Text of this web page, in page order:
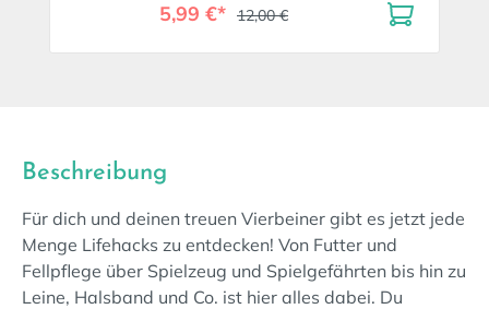
5,99 €* 12,00 €
Beschreibung
Für dich und deinen treuen Vierbeiner gibt es jetzt jede
Menge Lifehacks zu entdecken! Von Futter und
Fellpflege über Spielzeug und Spielgefährten bis hin zu
Leine, Halsband und Co. ist hier alles dabei. Du